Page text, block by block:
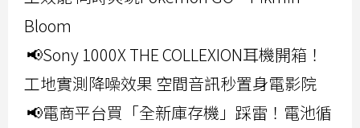
Bloom
📢Sony 1000X THE COLLEXION耳機開箱！
工地實測降噪效果 空間音訊秒置身電影院
📢電商平台買「全新庫存機」踩雷！電池循